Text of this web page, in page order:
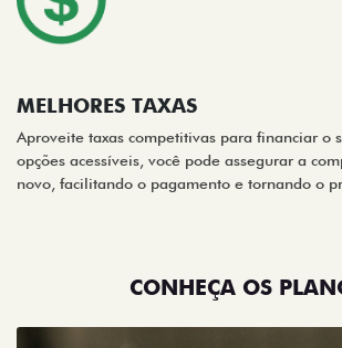
MELHORES TAXAS
Aproveite taxas competitivas para financiar o
opções acessíveis, você pode assegurar a
novo, facilitando o pagamento e tornando o
CONHEÇA OS